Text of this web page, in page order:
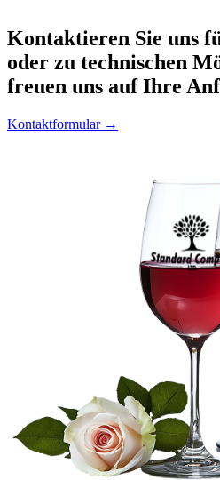
Kontaktieren Sie uns
oder zu technischen
freuen uns auf Ihre
Kontaktformular →